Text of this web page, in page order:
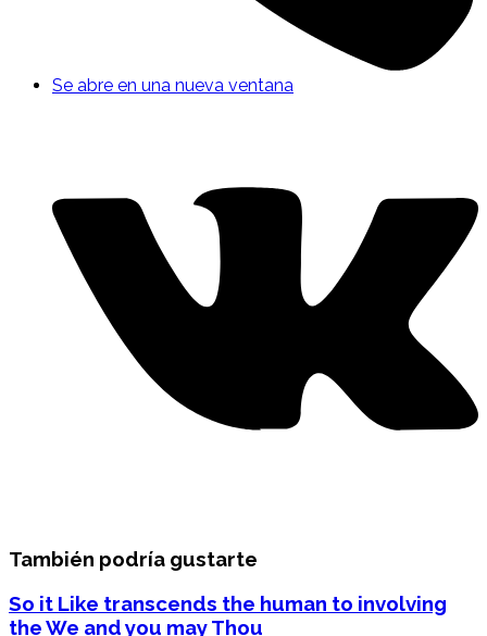
Se abre en una nueva ventana
También podría gustarte
So it Like transcends the human to involving
the We and you may Thou